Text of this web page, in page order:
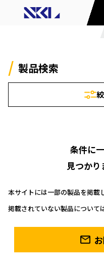
製品検索
条件に
見つかり
本サイトには一部の製品を掲載
掲載されていない製品について